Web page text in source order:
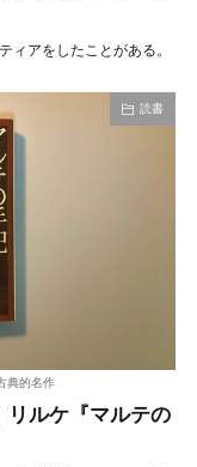
ィアをしたことがある。
読書
典的名作
リルケ『マルテの